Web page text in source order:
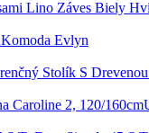
Komoda Evlyn